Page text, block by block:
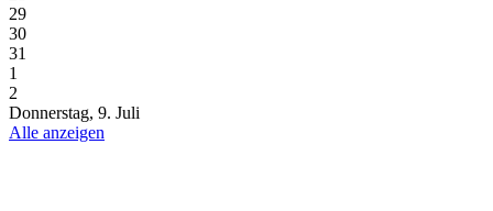
29
30
31
1
2
Donnerstag, 9. Juli
Alle anzeigen